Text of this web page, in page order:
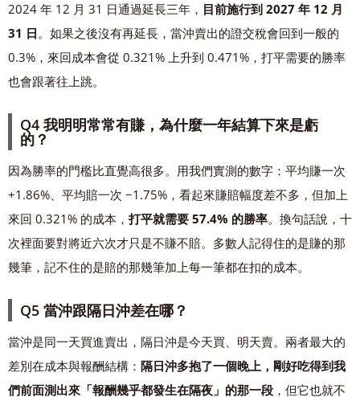
2024 年 12 月 31 日通過延長三年， 目前施行到 2027 年 12 月
31 日。如果之後沒有再延長，當沖賣出的證交稅會回到一般的
0.3%，來回成本會從 0.321% 上升到 0.471%，打平需要的勝率
也會跟著往上跳。
Q4 我明明常常有賺，為什麼一年結算下來是虧
的？
因為勝率的門檻比直覺高很多。用我們實測的數字：平均賺一次
+1.86%、平均賠一次 −1.75%，看起來賺賠幅度差不多，但加上
來回 0.321% 的成本， 打平就需要 57.4% 的勝率。換句話說，十
次裡面要對將近六次才只是不賺不賠。多數人記得住的是賺的那
幾筆，記不住的是賠的那幾筆加上每一筆都在扣的成本。
Q5 當沖跟隔日沖差在哪？
當沖是同一天買進賣出，隔日沖是今天買、明天賣。兩者最大的
差別在成本與報酬結構： 隔日沖多抱了一個晚上，剛好吃得到我
們前面測出來「報酬幾乎都發生在隔夜」的那一段 ，但它也就不